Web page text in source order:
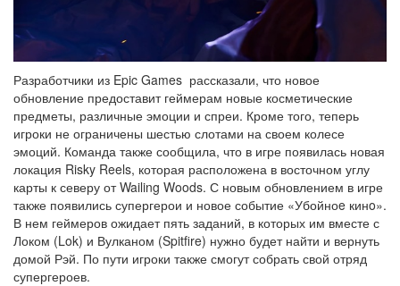
Разработчики из Epic Games рассказали, что новое
обновление предоставит геймерам новые косметические
предметы, различные эмоции и спреи. Кроме того, теперь
игроки не ограничены шестью слотами на своем колесе
эмоций. Команда также сообщила, что в игре появилась новая
локация Risky Reels, которая расположена в восточном углу
карты к северу от Wailing Woods. С новым обновлением в игре
также появились супергерои и новое событие «Убойноe кинo».
В нем геймеров ожидает пять заданий, в которых им вместе с
Локом (Lok) и Вулканом (Spitfire) нужно будет найти и вернуть
домой Рэй. По пути игроки также смогут собрать свой отряд
супергероев.